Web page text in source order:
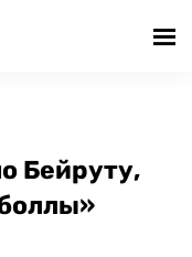
Бейруту,